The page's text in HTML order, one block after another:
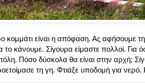
κομμάτι είναι η απόφαση. Ας αφήσουμε
κάνουμε. Σίγουρα είμαστε πολλοί. Για
Πόσο δύσκολα θα είναι στην αρχή;
τη γη. Φτιάξε υποδομή για